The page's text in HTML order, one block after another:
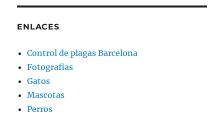
ENLACES
Control de plagas Barcelona
Fotografias
Gatos
Mascotas
Perros